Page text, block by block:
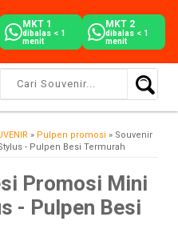
MKT 1
dibalas < 1
menit
MKT 2
dibalas < 1
menit
» Pulpen promosi » Souvenir
- Pulpen Besi Termurah
Promosi Mini
- Pulpen Besi